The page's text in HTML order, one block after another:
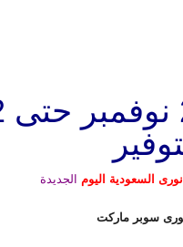
السعودية اليوم الجديدة
سوبر ماركت